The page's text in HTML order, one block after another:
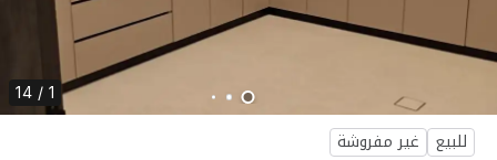
1 / 14
للبيع غير مفروشة